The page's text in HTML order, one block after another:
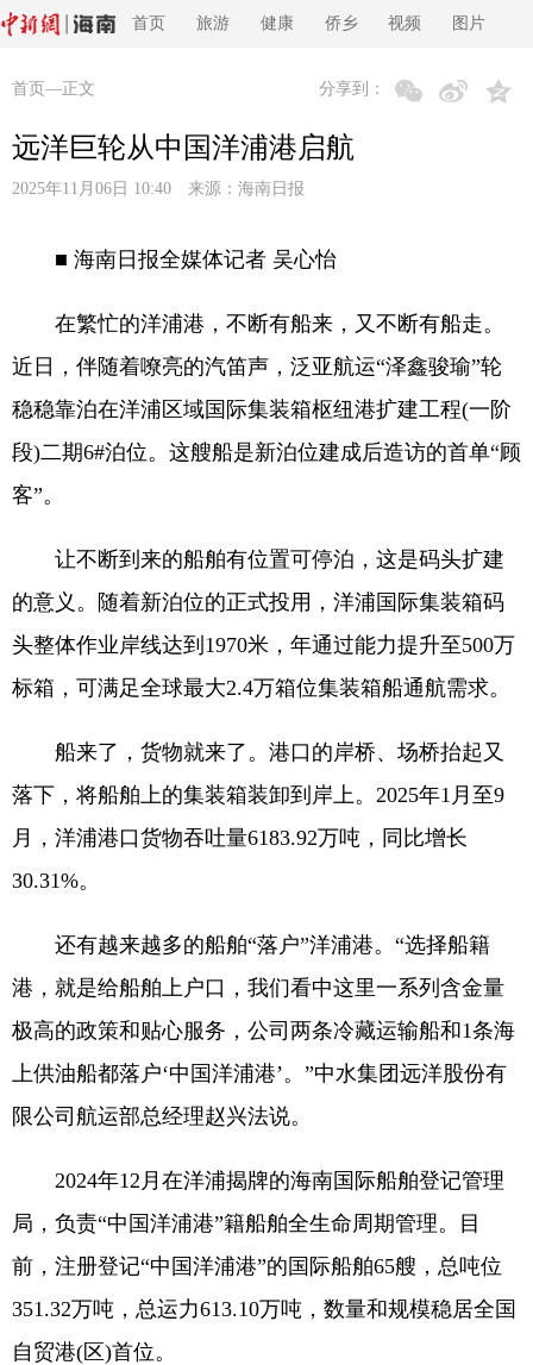
首页 旅游 健康 侨乡 视频 图片
首页 —正文 分享到：
远洋巨轮从中国洋浦港启航
2025年11月06日 10:40 来源： 海南日报
■ 海南日报全媒体记者 吴心怡
在繁忙的洋浦港，不断有船来，又不断有船走。
近日，伴随着嘹亮的汽笛声，泛亚航运“泽鑫骏瑜”轮
稳稳靠泊在洋浦区域国际集装箱枢纽港扩建工程(一阶
段)二期6#泊位。这艘船是新泊位建成后造访的首单“顾
客”。
让不断到来的船舶有位置可停泊，这是码头扩建
的意义。随着新泊位的正式投用，洋浦国际集装箱码
头整体作业岸线达到1970米，年通过能力提升至500万
标箱，可满足全球最大2.4万箱位集装箱船通航需求。
船来了，货物就来了。港口的岸桥、场桥抬起又
落下，将船舶上的集装箱装卸到岸上。2025年1月至9
月，洋浦港口货物吞吐量6183.92万吨，同比增长
30.31%。
还有越来越多的船舶“落户”洋浦港。“选择船籍
港，就是给船舶上户口，我们看中这里一系列含金量
极高的政策和贴心服务，公司两条冷藏运输船和1条海
上供油船都落户‘中国洋浦港’。”中水集团远洋股份有
限公司航运部总经理赵兴法说。
2024年12月在洋浦揭牌的海南国际船舶登记管理
局，负责“中国洋浦港”籍船舶全生命周期管理。目
前，注册登记“中国洋浦港”的国际船舶65艘，总吨位
351.32万吨，总运力613.10万吨，数量和规模稳居全国
自贸港(区)首位。